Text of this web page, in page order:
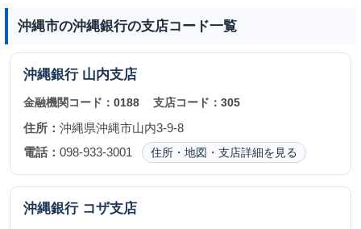
沖縄市の沖縄銀行の支店コード一覧
沖縄銀行 山内支店
金融機関コード： 0188 支店コード：305
住所： 沖縄県沖縄市山内3-9-8
電話： 098-933-3001 住所・地図・支店詳細を見る
沖縄銀行 コザ支店